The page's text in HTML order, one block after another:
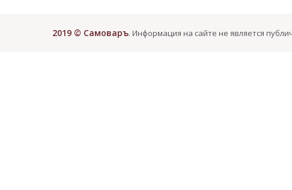
2019 © Самоваръ. Информация на сайте не является